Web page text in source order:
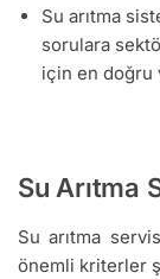
Su arıtma
sorulara
için en doğru
Su Arıtma
Su arıtma
önemli kriterler